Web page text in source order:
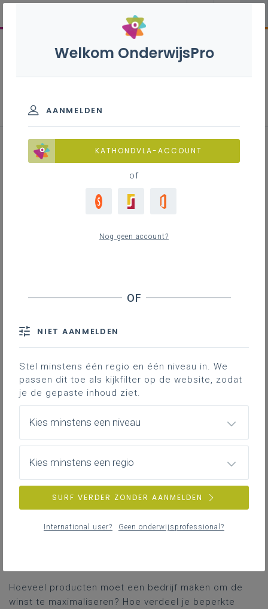
Lineair programmeren: van
theorie naar klaspraktijk
Ontdek hoe je met lineair programmeren
in je wiskundeles. Vanuit een herkenbare
context ga je stap voor stap naar een
grafische en digitale oplossing. Benieuwd
hoe dit eruitziet in de klas?
Het volledige artikel kun je hieronder
downloaden. Het sluit rechtstreeks aan bij
de leerplandoelen in het complementaire
leerplan wiskunde (III-WiCo-d) en
ondersteunt leerkrachten bij het grafisch
oplossen, digitaliseren en analyseren van
lineaire programmeringsproblemen.
Hoeveel producten moet een bedrijf maken om de
winst te maximaliseren? Hoe verdeel je beperkte
Welkom OnderwijsPro
AANMELDEN
KATHONDVLA-ACCOUNT
of
Nog geen account?
NIET AANMELDEN
Stel minstens één regio en één niveau in. We
passen dit toe als kijkfilter op de website, zodat
je de gepaste inhoud ziet.
Kies minstens een niveau
Kies minstens een regio
SURF VERDER ZONDER AANMELDEN
International user? Geen onderwijsprofessional?